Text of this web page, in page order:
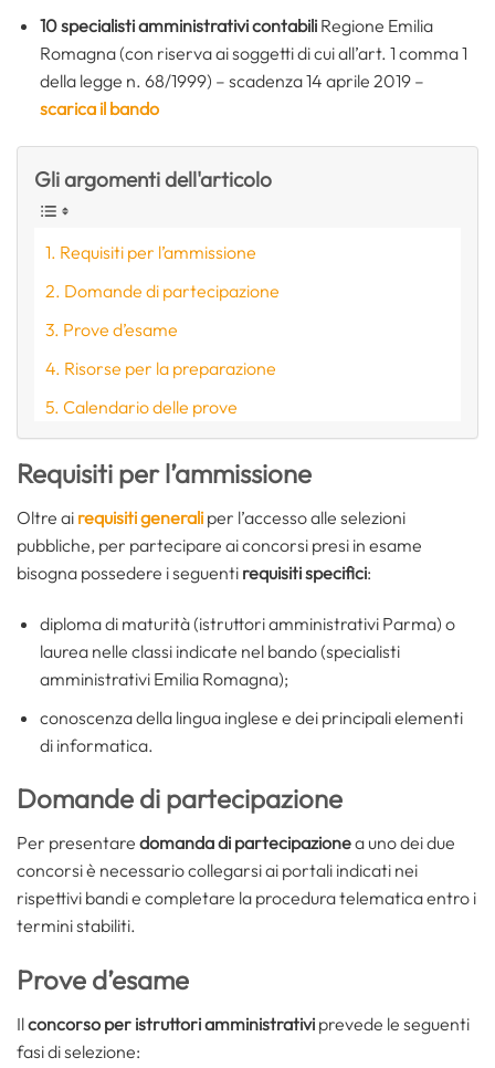
10 specialisti amministrativicontabiliRegione Emilia
Romagna (con riserva ai soggetti di cui all’art. 1 comma 1
della legge n. 68/1999) – scadenza 14 aprile 2019 –
scarica il bando
Gli argomenti dell'articolo
Requisiti per l’ammissione
Domande di partecipazione
Prove d’esame
Risorse per la preparazione
Calendario delle prove
Requisiti per l’ammissione
Oltre ai requisiti generali per l’accesso alle selezioni
pubbliche, per partecipare ai concorsi presi in esame
bisogna possedere i seguenti requisiti specifici:
diploma di maturità (istruttori amministrativi Parma) o
laurea nelle classi indicate nel bando (specialisti
amministrativi Emilia Romagna);
conoscenza della lingua inglese e dei principali elementi
di informatica.
Domande di partecipazione
Per presentare domanda di partecipazionea uno dei due
concorsi è necessario collegarsi ai portali indicati nei
rispettivi bandi e completare la procedura telematica entro i
termini stabiliti.
Prove d’esame
Ilconcorso per istruttori amministrativi prevede le seguenti
fasi di selezione: